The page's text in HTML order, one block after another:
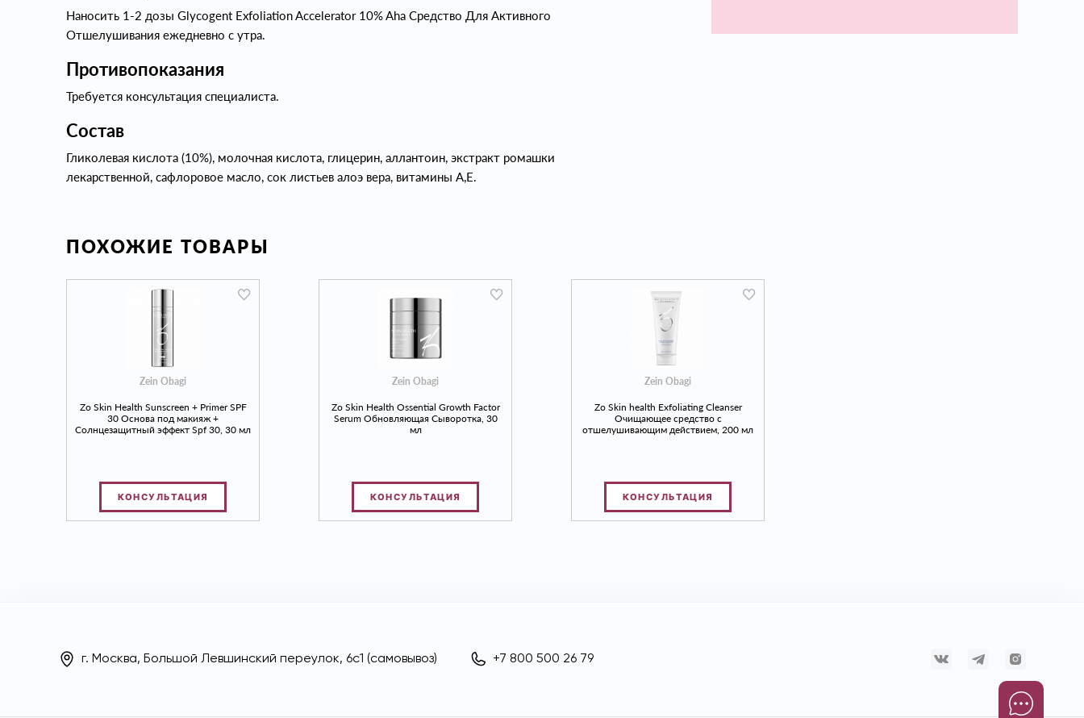
Наносить 1-2 дозы Glycogent Exfoliation Accelerator 10% Aha Средство Для Активного
Отшелушивания ежедневно с утра.
Противопоказания
Требуется консультация специалиста.
Состав
Гликолевая кислота (10%), молочная кислота, глицерин, аллантоин, экстракт ромашки
лекарственной, сафлоровое масло, сок листьев алоэ вера, витамины А,Е.
ПОХОЖИЕ ТОВАРЫ
Zein Obagi
Zo Skin Health Sunscreen + Primer SPF
30 Основа под макияж +
Солнцезащитный эффект Spf 30, 30 мл
КОНСУЛЬТАЦИЯ
Zein Obagi
Zo Skin Health Ossential Growth Factor
Serum Обновляющая Сыворотка, 30
мл
КОНСУЛЬТАЦИЯ
Zein Obagi
Zo Skin health Exfoliating Cleanser
Очищающее средство с
отшелушивающим действием, 200 мл
КОНСУЛЬТАЦИЯ
г. Москва, Большой Левшинский переулок, 6с1 (самовывоз) +7 800 500 26 79